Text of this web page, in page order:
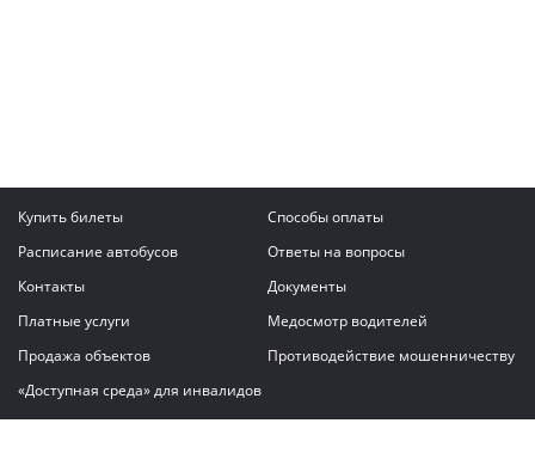
Купить билеты
Способы оплаты
Расписание автобусов
Ответы на вопросы
Контакты
Документы
Платные услуги
Медосмотр водителей
Продажа объектов
Противодействие мошенничеству
«Доступная среда» для инвалидов